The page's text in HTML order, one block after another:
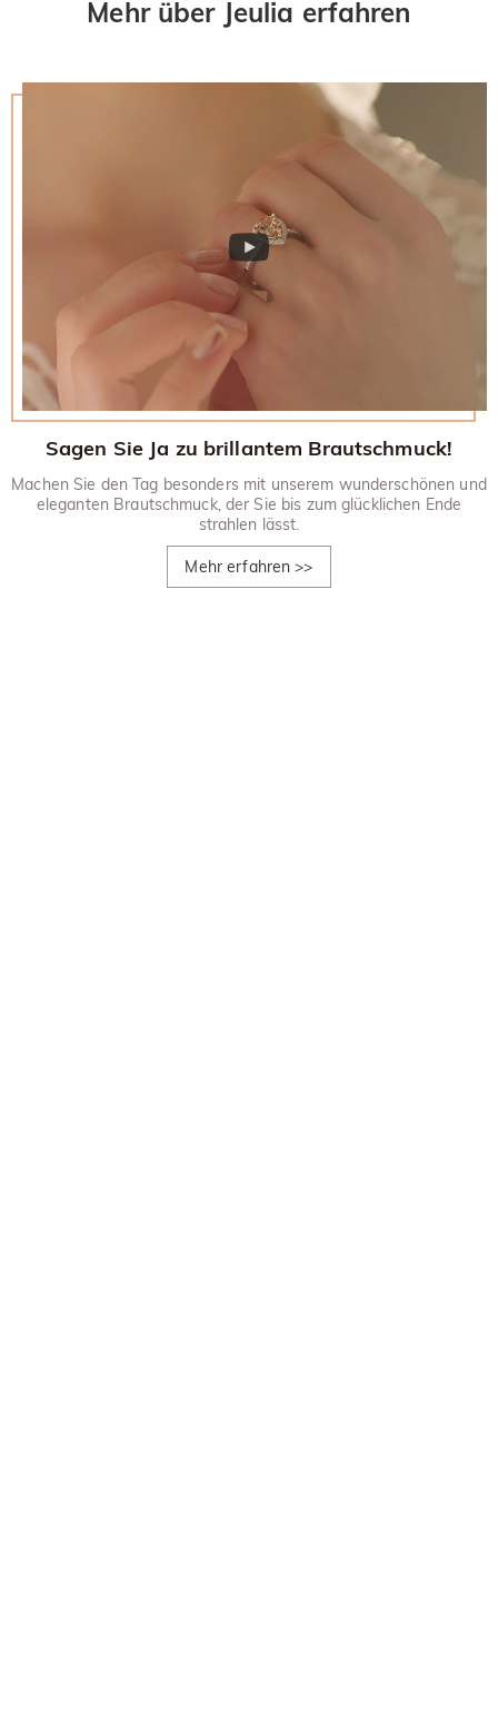
Mehr über Jeulia erfahren
Sagen Sie Ja zu brillantem Brautschmuck!
Machen Sie den Tag besonders mit unserem wunderschönen und
eleganten Brautschmuck, der Sie bis zum glücklichen Ende
strahlen lässt.
Mehr erfahren >>